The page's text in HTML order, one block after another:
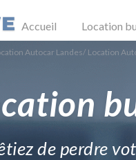
Accueil Location
Autocar Landes/ Location
de perdre